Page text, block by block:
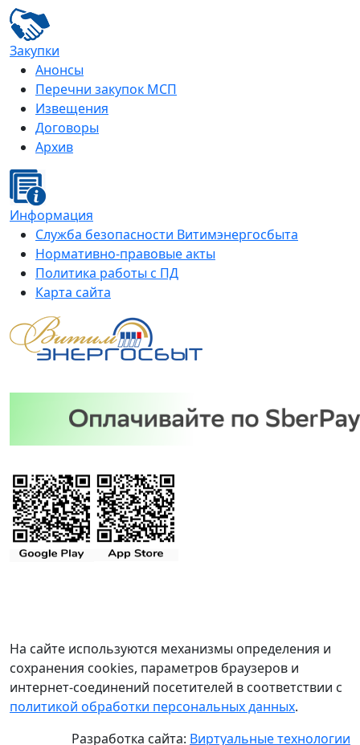
Закупки
Анонсы
Перечни закупок МСП
Извещения
Договоры
Архив
Информация
Служба безопасности Витимэнергосбыта
Нормативно-правовые акты
Политика работы с ПД
Карта сайта
На сайте используются механизмы определения и
сохранения cookies, параметров браузеров и
интернет-соединений посетителей в соответствии с
политикой обработки персональных данных.
Разработка сайта: Виртуальные технологии